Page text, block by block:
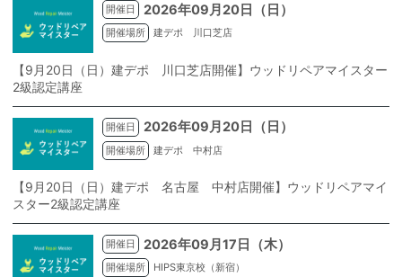
開催日 2026年09月20日（日）
開催場所 建デポ 川口芝店
【9月20日（日）建デポ 川口芝店開催】ウッドリペアマイスター
2級認定講座
開催日 2026年09月20日（日）
開催場所 建デポ 中村店
【9月20日（日）建デポ 名古屋 中村店開催】ウッドリペアマイ
スター2級認定講座
開催日 2026年09月17日（木）
開催場所 HIPS東京校（新宿）